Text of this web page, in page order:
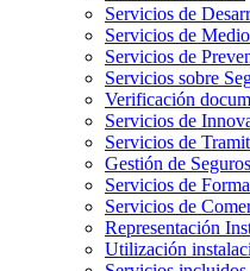
Servicios de
Servicios de
Servicios de
Servicios sobre
Verificación
Servicios de
Servicios de
Gestión de Seguros
Servicios de
Servicios de
Representación
Utilización